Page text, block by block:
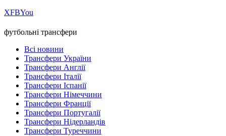
ХFBYou
футбольні трансфери
Всі новини
Трансфери України
Трансфери Англії
Трансфери Італії
Трансфери Іспанії
Трансфери Німеччини
Трансфери Франції
Трансфери Португалії
Трансфери Нідерландів
Трансфери Туреччини